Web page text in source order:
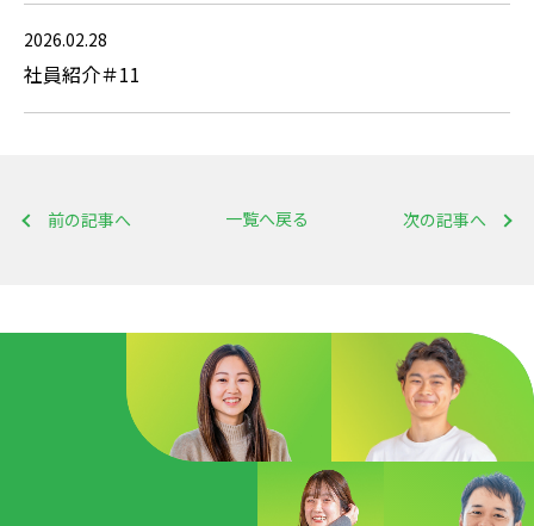
2026.02.28
社員紹介＃11
前の記事へ 次の記事へ
一覧へ戻る